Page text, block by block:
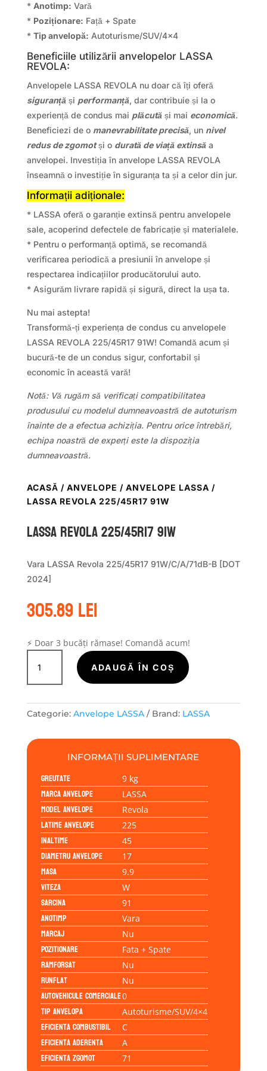
* Anotimp: Vară
* Poziționare: Față + Spate
* Tip anvelopă: Autoturisme/SUV/4×4
Beneficiile utilizării anvelopelor LASSA
REVOLA:
Anvelopele LASSA REVOLA nu doar că îți oferă
siguranțăși performanță, dar contribuie și la o
experiență de condus mai plăcutăși mai economică.
Beneficiezi de o manevrabilitate precisă, un nivel
redus de zgomotși o durată de viață extinsăa
anvelopei. Investiția în anvelope LASSA REVOLA
înseamnă o investiție în siguranța ta și a celor din jur.
Informații adiționale:
* LASSA oferă o garanție extinsă pentru anvelopele
sale, acoperind defectele de fabricație și materialele.
* Pentru o performanță optimă, se recomandă
verificarea periodică a presiunii în anvelope și
respectarea indicațiilor producătorului auto.
* Asigurăm livrare rapidă și sigură, direct la ușa ta.
Nu mai astepta!
Transformă-ți experiența de condus cu anvelopele
LASSA REVOLA 225/45R17 91W! Comandă acum și
bucură-te de un condus sigur, confortabil și
economic în această vară!
Notă: Vă rugăm să verificați compatibilitatea
produsului cu modelul dumneavoastră de autoturism
înainte de a efectua achiziția. Pentru orice întrebări,
echipa noastră de experți este la dispoziția
dumneavoastră.
ACASĂ / ANVELOPE / ANVELOPE LASSA /
LASSA REVOLA 225/45R17 91W
LASSA REVOLA 225/45R17 91W
Vara LASSA Revola 225/45R17 91W/C/A/71dB-B [DOT
2024]
305.89lei
⚡ Doar 3 bucăți rămase! Comandă acum!
Cantitate
LASSA
REVOLA
91W
ADAUGĂ ÎN COȘ
Categorie: Anvelope LASSA Brand: LASSA
INFORMAȚII SUPLIMENTARE
Greutate 9 kg
Marca anvelope LASSA
Model anvelope Revola
Latime anvelope 225
Inaltime 45
Diametru anvelope 17
Masa 9.9
Viteza W
Sarcina 91
Anotimp Vara
Marcaj Nu
Pozitionare Fata + Spate
Ramforsat Nu
Runflat Nu
Autovehicule comerciale0
Tip anvelopa Autoturisme/SUV/4×4
Eficienta Combustibil C
Eficienta Aderenta A
Eficienta Zgomot 71